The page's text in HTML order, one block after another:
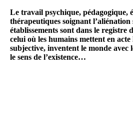
Le travail psychique, pédagogique,
thérapeutiques soignant l’aliénation
établissements sont dans le registre
celui où les humains mettent en
subjective, inventent le monde avec
le sens de l’existence…